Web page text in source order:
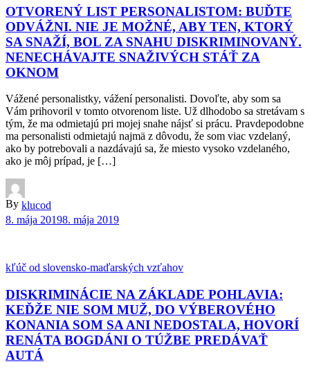
OTVORENÝ LIST PERSONALISTOM: BUĎTE
ODVÁŽNI. NIE JE MOŽNÉ, ABY TEN, KTORÝ
SA SNAŽÍ, BOL ZA SNAHU DISKRIMINOVANÝ.
NENECHÁVAJTE SNAŽIVÝCH STÁŤ ZA
OKNOM
Vážené personalistky, vážení personalisti. Dovoľte, aby som sa
Vám prihovoril v tomto otvorenom liste. Už dlhodobo sa stretávam s
tým, že ma odmietajú pri mojej snahe nájsť si prácu. Pravdepodobne
ma personalisti odmietajú najmä z dôvodu, že som viac vzdelaný,
ako by potrebovali a nazdávajú sa, že miesto vysoko vzdelaného,
ako je môj prípad, je […]
By klucod
8. mája 20198. mája 2019
kľúč od slovensko-maďarských vzťahov
DISKRIMINÁCIE NA ZÁKLADE POHLAVIA:
KEĎŽE NIE SOM MUŽ, DO VÝBEROVÉHO
KONANIA SOM SA ANI NEDOSTALA, HOVORÍ
RENÁTA BOGDÁNI O TÚŽBE PREDÁVAŤ
AUTÁ